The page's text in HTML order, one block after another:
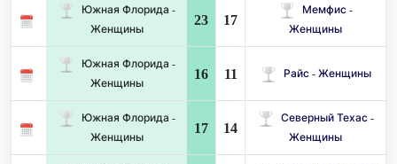
Южная Флорида -
Женщины
23 17
Мемфис -
Женщины
Южная Флорида -
Женщины
16 11 Райс - Женщины
Южная Флорида -
Женщины
17 14
Северный Техас -
Женщины